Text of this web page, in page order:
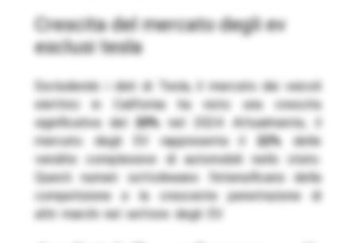
crescita del mercato degli ev
esclusi tesla
Escludendo i dati di Tesla, il mercato dei veicoli
elettrici in California ha visto una crescita
significativa del 20% nel 2024. Attualmente, il
mercato degli EV rappresenta il 22% delle
vendite complessive di automobili nello stato.
Questi numeri sottolineano l’intensificarsi della
competizione e la crescente penetrazione di
altri marchi nel settore degli EV.